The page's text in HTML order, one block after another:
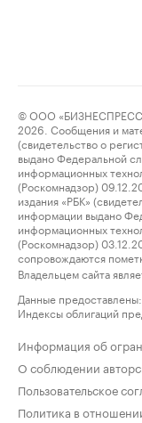
© ООО
2026. Сообщения и
(свидетельство о
выдано Федеральной
информационных
(Роскомнадзор)
издания «РБК»
информации выдано
информационных
(Роскомнадзор)
сопровождаются
Владельцем сайта
Данные предоставлены:
Индексы облигаций
Информация об
О соблюдении
Пользовательское
Политика в